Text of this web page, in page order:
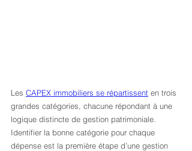
Les CAPEX immobiliers se répartissent en trois
grandes catégories, chacune répondant à une
logique distincte de gestion patrimoniale.
Identifier la bonne catégorie pour chaque
dépense est la première étape d’une gestion